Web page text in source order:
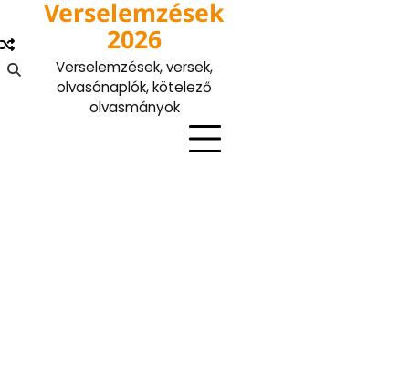
content
Verselemzések
2026
Verselemzések, versek,
olvasónaplók, kötelező
olvasmányok